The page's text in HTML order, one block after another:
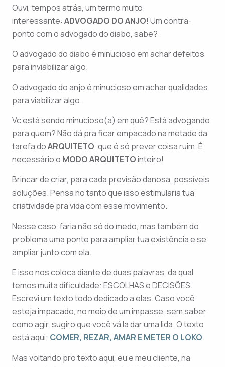
Ouvi, tempos atrás, um termo muito
interessante: ADVOGADO DO ANJO! Um contra-
ponto com o advogado do diabo, sabe?
O advogado do diabo é minucioso em achar defeitos
para inviabilizar algo.
O advogado do anjo é minucioso em achar qualidades
para viabilizar algo.
Vc está sendo minucioso(a) em quê? Está advogando
para quem? Não dá pra ficar empacado na metade da
tarefa doARQUITETO, que é só prever coisa ruim. É
necessário o MODO ARQUITETOinteiro!
Brincar de criar, para cada previsão danosa, possíveis
soluções. Pensa no tanto que isso estimularia tua
criatividade pra vida com esse movimento.
Nesse caso, faria não só do medo, mas também do
problema uma ponte para ampliar tua existência e se
ampliar junto com ela.
E isso nos coloca diante de duas palavras, da qual
temos muita dificuldade: ESCOLHAS e DECISÕES.
Escrevi um texto todo dedicado a elas. Caso você
esteja impacado, no meio de um impasse, sem saber
como agir, sugiro que você vá la dar uma lida. O texto
está aqui: COMER, REZAR, AMAR E METER O LOKO.
Mas voltando pro texto aqui, eu e meu cliente, na